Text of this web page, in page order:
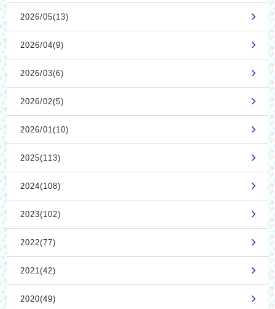
2026/05(13)
2026/04(9)
2026/03(6)
2026/02(5)
2026/01(10)
2025(113)
2024(108)
2023(102)
2022(77)
2021(42)
2020(49)